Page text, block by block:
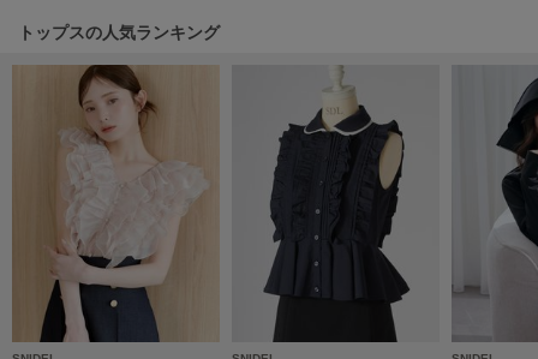
ラート
le coq sportif
ルコックスポルティフ
レスポートサック
LILY BROWN
リリーブラウン
LILY BROWN Lingerie
トップスの人気ランキング